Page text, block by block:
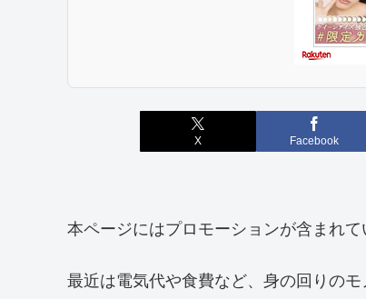
X Facebook
本ページにはプロモーションが含まれて
最近は電気代や食費など、身の回りの